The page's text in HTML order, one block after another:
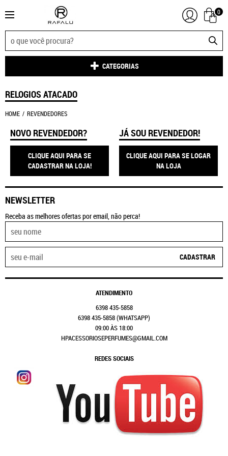
0
CATEGORIAS
RELOGIOS ATACADO
HOME REVENDEDORES
NOVO REVENDEDOR?
CLIQUE AQUI PARA SE
CADASTRAR NA LOJA!
JÁ SOU REVENDEDOR!
CLIQUE AQUI PARA SE LOGAR
NA LOJA
NEWSLETTER
Receba as melhores ofertas por email, não perca!
CADASTRAR
ATENDIMENTO
6398435-5858
6398435-5858(WHATSAPP)
09:00 ÀS 18:00
HPACESSORIOSEPERFUMES@GMAIL.COM
REDES SOCIAIS